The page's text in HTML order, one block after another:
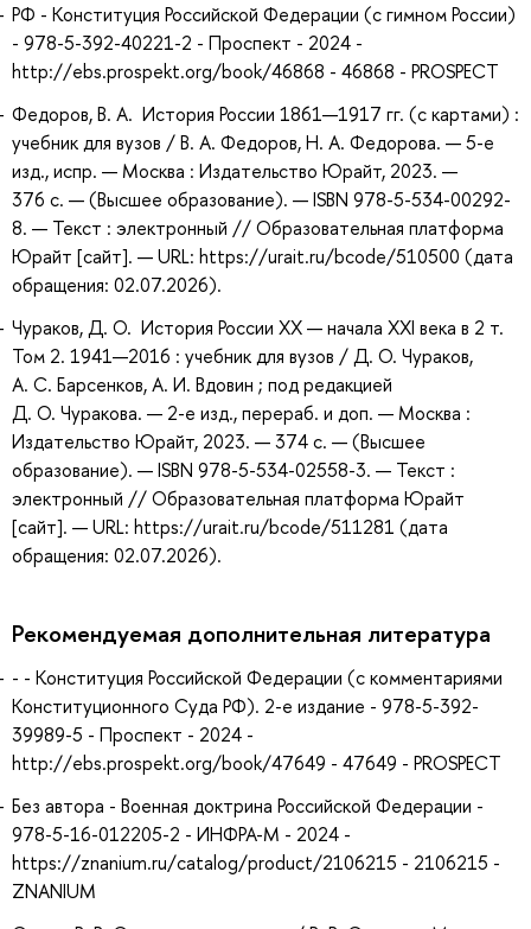
РФ - Конституция Российской Федерации (с гимном России)
- 978-5-392-40221-2 - Проспект - 2024 -
http://ebs.prospekt.org/book/46868 - 46868 - PROSPECT
Федоров, В. А. История России 1861—1917 гг. (с картами) :
учебник для вузов / В. А. Федоров, Н. А. Федорова. — 5-е
изд., испр. — Москва : Издательство Юрайт, 2023. —
376 с. — (Высшее образование). — ISBN 978-5-534-00292-
8. — Текст : электронный // Образовательная платформа
Юрайт [сайт]. — URL: https://urait.ru/bcode/510500 (дата
обращения: 02.07.2026).
Чураков, Д. О. История России XX — начала XXI века в 2 т.
Том 2. 1941—2016 : учебник для вузов / Д. О. Чураков,
А. С. Барсенков, А. И. Вдовин ; под редакцией
Д. О. Чуракова. — 2-е изд., перераб. и доп. — Москва :
Издательство Юрайт, 2023. — 374 с. — (Высшее
образование). — ISBN 978-5-534-02558-3. — Текст :
электронный // Образовательная платформа Юрайт
[сайт]. — URL: https://urait.ru/bcode/511281 (дата
обращения: 02.07.2026).
Рекомендуемая дополнительная литература
- - Конституция Российской Федерации (c комментариями
Конституционного Суда РФ). 2-е издание - 978-5-392-
39989-5 - Проспект - 2024 -
http://ebs.prospekt.org/book/47649 - 47649 - PROSPECT
Без автора - Военная доктрина Российской Федерации -
978-5-16-012205-2 - ИНФРА-М - 2024 -
https://znanium.ru/catalog/product/2106215 - 2106215 -
ZNANIUM